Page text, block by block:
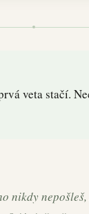
veta stačí.
nikdy